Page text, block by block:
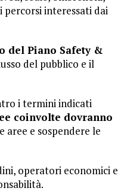
interessati dai
del Piano Safety &
del pubblico e il
i termini indicati
coinvolte dovranno
aree e sospendere le
operatori economici e